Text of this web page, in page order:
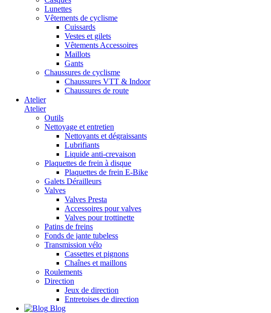
Lunettes
Vêtements de cyclisme
Cuissards
Vestes et gilets
Vêtements Accessoires
Maillots
Gants
Chaussures de cyclisme
Chaussures VTT & Indoor
Chaussures de route
Atelier
Atelier
Outils
Nettoyage et entretien
Nettoyants et dégraissants
Lubrifiants
Liquide anti-crevaison
Plaquettes de frein à disque
Plaquettes de frein E-Bike
Galets Dérailleurs
Valves
Valves Presta
Accessoires pour valves
Valves pour trottinette
Patins de freins
Fonds de jante tubeless
Transmission vélo
Cassettes et pignons
Chaînes et maillons
Roulements
Direction
Jeux de direction
Entretoises de direction
Blog